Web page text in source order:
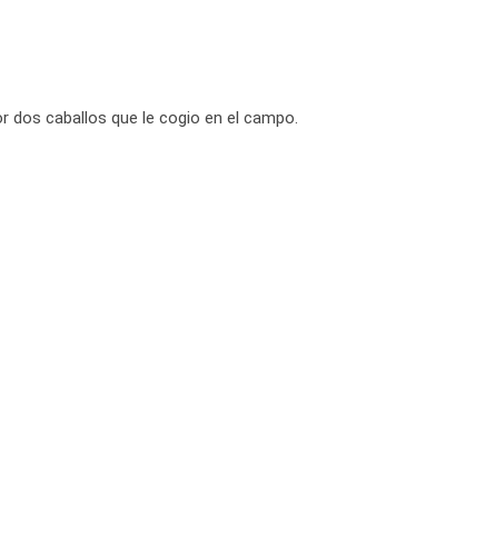
dos caballos que le cogio en el campo.